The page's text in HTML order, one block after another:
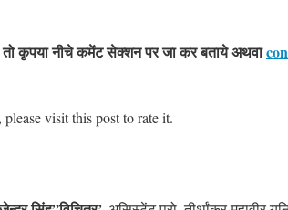
कृपया नीचे कमेंट सेक्शन पर जा कर बतायेअथवा
visit this post to rate it.